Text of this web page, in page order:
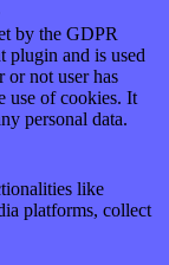
by the GDPR
plugin and is used
or not user has
use of cookies. It
personal data.
like
platforms, collect